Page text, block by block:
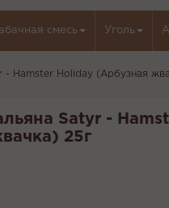
смесь Уголь
- Hamster Holiday (Арбузная
Satyr -
25г